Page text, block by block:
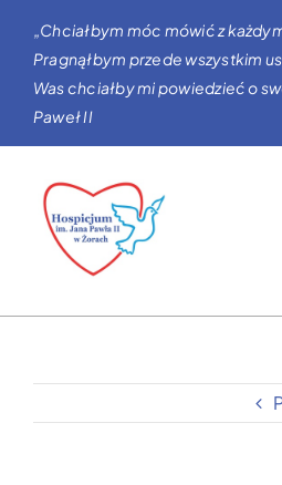
zawartości
„Chciałbym móc mówić z
Pragnąłbym przede wszystkim
Was chciałby mi powiedzieć o
Paweł II